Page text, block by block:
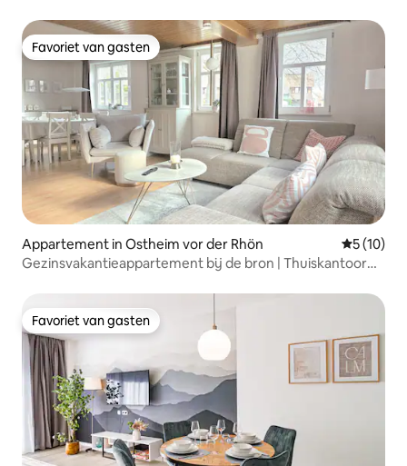
Favoriet van gasten
Favoriet van gasten
Appartement in Ostheim vor der Rhön
5 (10)
Gezinsvakantieappartement bij de bron | Thuiskantoor
Favoriet van gasten
Favoriet van gasten